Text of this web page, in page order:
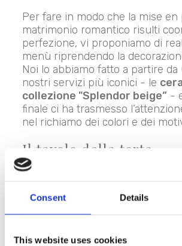
Consent Details
This website uses cookies
Per fare in modo che la mise en
matrimonio romantico risulti
perfezione, vi proponiamo di
menù riprendendo la
Noi lo abbiamo fatto a partire da
nostri servizi più iconici - le
collezione "Splendor beige” -
finale ci ha trasmesso
nel richiamo dei colori e dei
Il tavolo della torta